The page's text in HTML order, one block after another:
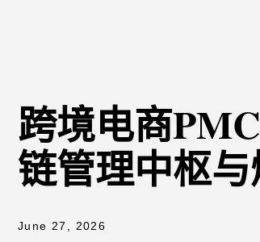
跨境电商
链管理中枢
June 27, 2026